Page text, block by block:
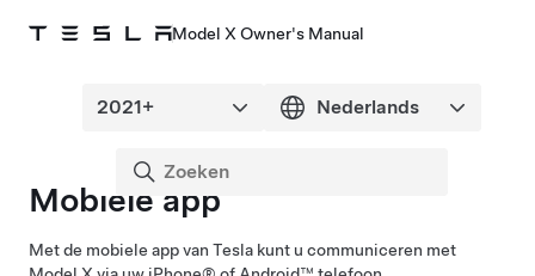
Model X Owner's Manual
Mobiele app
Met de mobiele app van Tesla kunt u communiceren met